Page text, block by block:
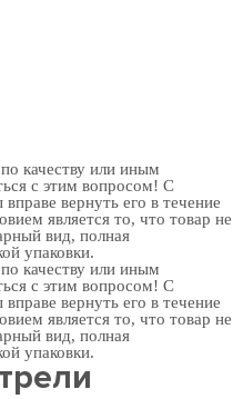
качеству или иным
с этим вопросом! С
вернуть его в течение
является то, что товар не
вид, полная
упаковки.
качеству или иным
с этим вопросом! С
вернуть его в течение
является то, что товар не
вид, полная
упаковки.